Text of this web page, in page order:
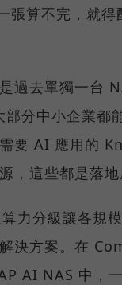
張算不完，就
過去單獨一台
分中小企業都
要 AI 應用的
，這些都是落地
力分級讓各規
決方案。在
AI NAS 中，